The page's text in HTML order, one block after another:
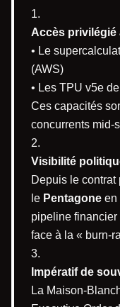
Accès
• Le
(AWS)
• Les TPU v5e de
Ces capacités
concurrents mid-
Visibilité
Depuis le contrat
le Pentagone en
pipeline
face à la « burn-
Impératif de
La Maison-